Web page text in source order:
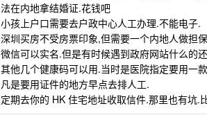
法在内地拿结婚证.花钱吧
小孩上户口需要去户政中心人工办理.不能电子.
深圳买房不受房票印象,但需要一个内地人做担
微信可以实名.但是有时候遇到政府网站什么的
其他几个健康码可以用.当时是医院指定要用一
凡是要用证件的地方早点去排人工.
定期去你的 HK 住宅地址收取信件.那里也有坑.